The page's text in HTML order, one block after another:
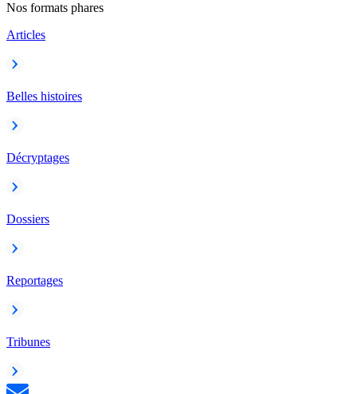
Nos formats phares
Articles
Belles histoires
Décryptages
Dossiers
Reportages
Tribunes